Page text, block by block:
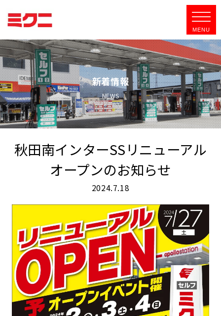
新着情報
NEWS
秋田南インターSSリニューアル
オープンのお知らせ
2024.7.18